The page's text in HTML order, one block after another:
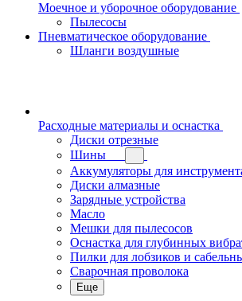
Моечное и уборочное оборудование
Пылесосы
Пневматическое оборудование
Шланги воздушные
Расходные материалы и оснастка
Диски отрезные
Шины
Аккумуляторы для
Диски алмазные
Зарядные устройства
Масло
Мешки для пылесосов
Оснастка для глубинных
Пилки для лобзиков и
Сварочная проволока
Еще